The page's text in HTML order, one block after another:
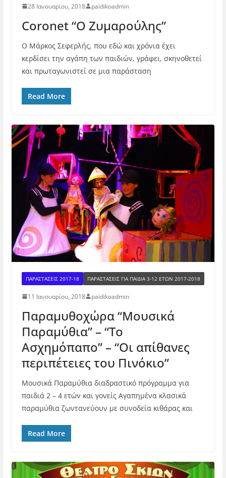
28 Ιανουαρίου, 2018 paidikoadmin
Coronet “Ο Ζυμαρούλης”
O Μάρκος Σεφερλής, που εδώ και χρόνια έχει
κερδίσει την αγάπη των παιδιών, γράφει, σκηνοθετεί
και πρωταγωνιστεί σε μια παράσταση
Read More
ΠΑΡΑΣΤΑΣΕΙΣ 2017-18 ΠΑΡΑΣΤΆΣΕΙΣ ΓΙΑ ΠΑΙΔΙΆ 3-12 ΕΤΏΝ 2017-2018
11 Ιανουαρίου, 2018 paidikoadmin
Παραμυθοχώρα “Μουσικά
Παραμύθια” – “Το
Ασχημόπαπο” – “Οι απίθανες
περιπέτειες του Πινόκιο”
Μουσικά Παραμύθια διαδραστικό πρόγραμμα για
παιδιά 2 – 4 ετών και γονείς Αγαπημένα κλασικά
παραμύθια ζωντανεύουν με συνοδεία κιθάρας και
Read More